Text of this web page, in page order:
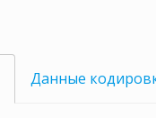
Данные